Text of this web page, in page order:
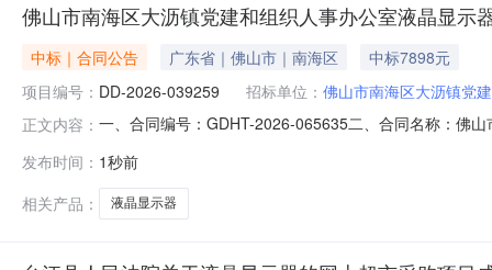
佛山市南海区大沥镇党建和组织人事办公室液晶显示
中标｜合同公告 广东省｜佛山市｜南海区
中标7898元
项目编号： DD-2026-039259 招标单位： 佛山市南海区大沥镇党
正文内容： 一、合同编号：GDHT-2026-065635二、合同名称：佛
式：13794636343供应商（乙方）：佛山市南海高科隆
发布时间： 1秒前
相关产品：
液晶显示器